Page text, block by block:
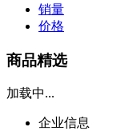
销量
价格
商品精选
加载中...
企业信息